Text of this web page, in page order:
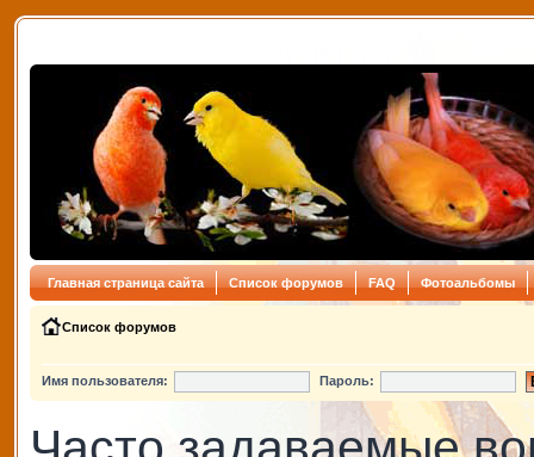
Главная страница сайта Список форумов FAQ Фотоальбомы
Список форумов
Имя пользователя: Пароль: